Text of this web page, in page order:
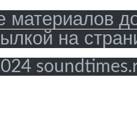
материалов
на